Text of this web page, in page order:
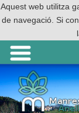
Aquest web utilitza
de navegació. Si